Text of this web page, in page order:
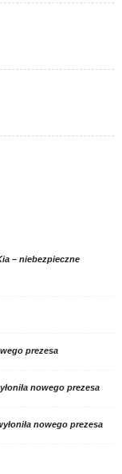
– niebezpieczne
prezesa
nowego prezesa
nowego prezesa